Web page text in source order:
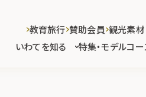
いわてを知る 特集・モデルコー
教育旅行 賛助会員 観光素